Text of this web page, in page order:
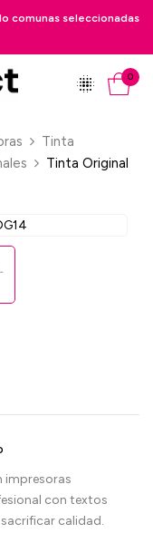
seleccionadas
0
Tinta
Tinta Original
impresoras
con textos
calidad.